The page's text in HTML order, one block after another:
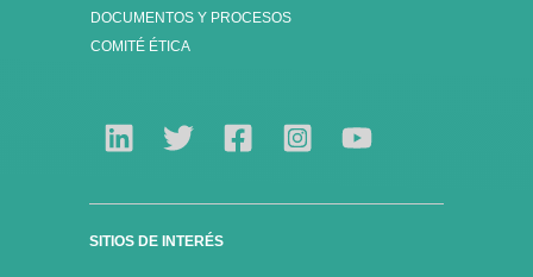
DOCUMENTOS Y PROCESOS
COMITÉ ÉTICA
SITIOS DE INTERÉS